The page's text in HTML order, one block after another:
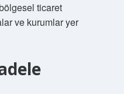
ticaret
ve kurumlar yer